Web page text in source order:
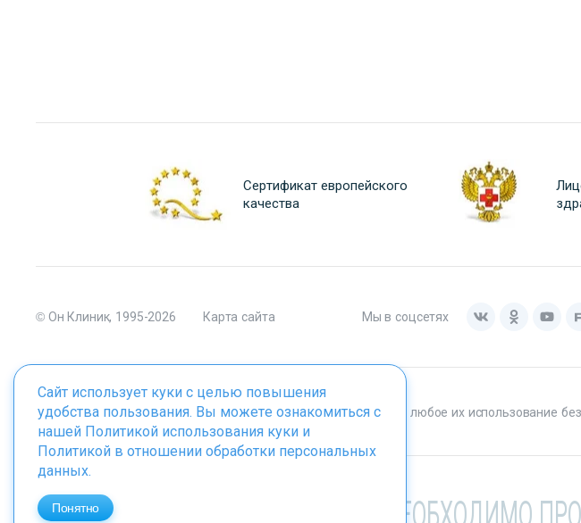
Сертификат европейского
качества
© Он Клиник, 1995-2026 Карта сайта Мы в соцсетях
Материалы сайта являются собственностью ООО "Он Клиник", любое их использование
Сайт использует куки с целью повышения
удобства пользования. Вы можете ознакомиться с
нашей Политикой использования куки и
Политикой в отношении обработки персональных
данных.
Понятно